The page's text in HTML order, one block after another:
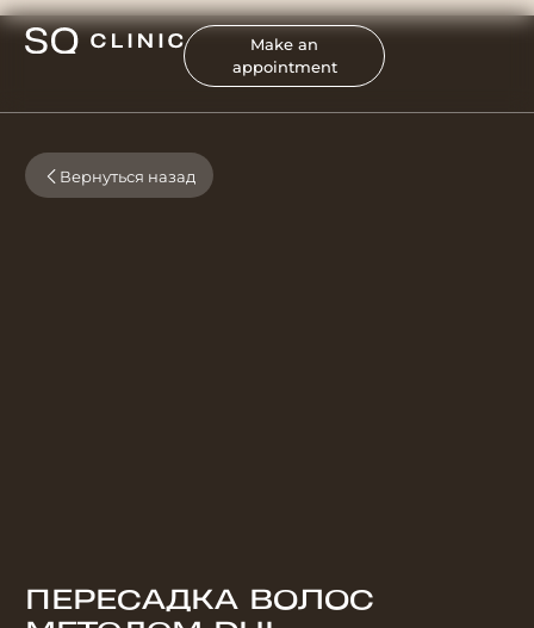
Make an
appointment
Вернуться назад
ПЕРЕСАДКА ВОЛОС